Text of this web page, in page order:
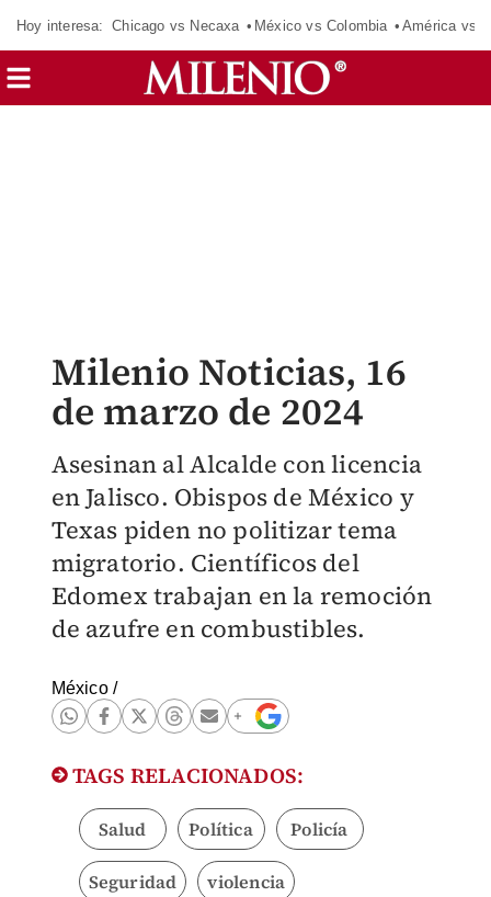
Hoy interesa: Chicago vs Necaxa México vs Colombia América vs
Milenio Noticias, 16
de marzo de 2024
Asesinan al Alcalde con licencia
en Jalisco. Obispos de México y
Texas piden no politizar tema
migratorio. Científicos del
Edomex trabajan en la remoción
de azufre en combustibles.
México/
TAGS RELACIONADOS:
Salud Política Policía
Seguridad violencia